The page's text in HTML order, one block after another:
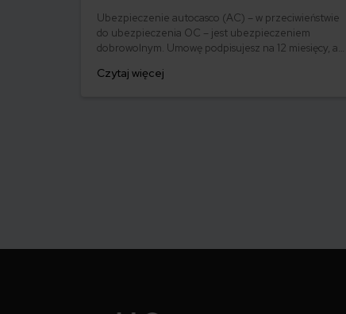
Ubezpieczenie autocasco (AC) – w przeciwieństwie
do ubezpieczenia OC – jest ubezpieczeniem
dobrowolnym. Umowę podpisujesz na 12 miesięcy, a
przypadku, gdy udało Ci się znaleźć lepszą ofertę lub
Czytaj więcej